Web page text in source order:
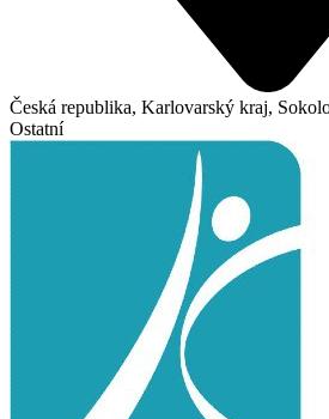
Česká republika, Karlovarský kraj,
Ostatní